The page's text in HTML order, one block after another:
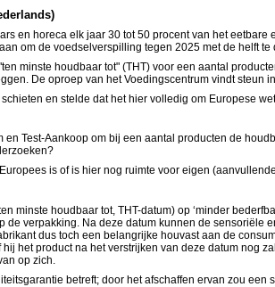
en horeca elk jaar 30 tot 50 procent van het
om de voedselverspilling tegen 2025 met de helft
minste houdbaar tot" (THT) voor een aantal
De oproep van het Voedingscentrum vindt steun
en stelde dat het hier volledig om Europese
Test-Aankoop om bij een aantal producten de
is of is hier nog ruimte voor eigen
minste houdbaar tot, THT-datum) op ‘minder
verpakking. Na deze datum kunnen de
dus toch een belangrijke houvast aan de
het product na het verstrijken van deze datum nog
op zich.
betreft; door het afschaffen ervan zou